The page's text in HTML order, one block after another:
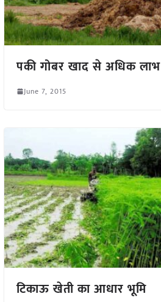
पकी गोबर खाद से अधिक लाभ
June 7, 2015
टिकाऊ खेती का आधार भूमि